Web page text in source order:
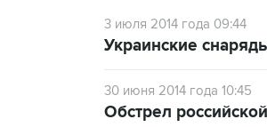
3 июля 2014 года 09:44
Украинские
30 июня 2014 года 10:45
Обстрел